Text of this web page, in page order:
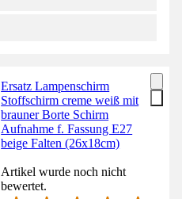
Ersatz Lampenschirm
Stoffschirm creme weiß mit
brauner Borte Schirm
Aufnahme f. Fassung E27
beige Falten (26x18cm)
Artikel wurde noch nicht
bewertet.